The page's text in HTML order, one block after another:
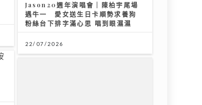
Jason20週年演唱會｜陳柏宇尾場
遇牛一 愛女送生日卡順勢求養狗
粉絲台下排字滿心思 唱到眼濕濕
22/07/2026